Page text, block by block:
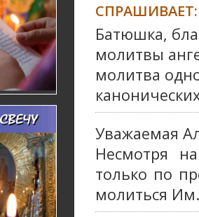
СПРАШИВАЕТ:
Батюшка,
молитвы
молитва
Уважаемая
Несмотря
только по
молиться Им.